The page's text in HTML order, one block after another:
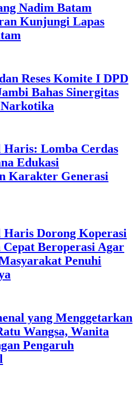
Nadim Batam
Kunjungi Lapas
Reses Komite I DPD
Bahas Sinergitas
Narkotika
Lomba Cerdas
Edukasi
Karakter Generasi
Dorong Koperasi
Beroperasi Agar
Penuhi
yang Menggetarkan
Wangsa, Wanita
Pengaruh